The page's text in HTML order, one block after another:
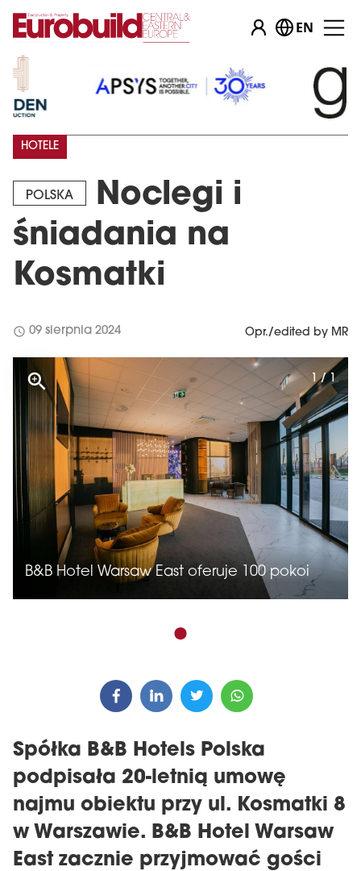
EN
POLSKA
Noclegi i
śniadania na
Kosmatki
HOTELE
schedule 09 sierpnia 2024 Opr./edited by MR
B&B Hotel Warsaw East oferuje 100 pokoi
1 / 1
Spółka B&B Hotels Polska
podpisała 20-letnią umowę
najmu obiektu przy ul. Kosmatki 8
w Warszawie. B&B Hotel Warsaw
East zacznie przyjmować gości